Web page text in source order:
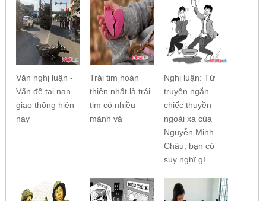
Văn nghị luận -
Vấn đề tai nạn
giao thông hiện
nay
Trái tim hoàn
thiện nhất là trái
tim có nhiều
mảnh vá
Nghị luận: Từ
truyện ngắn
chiếc thuyền
ngoài xa của
Nguyễn Minh
Châu, bạn có
suy nghĩ gì...